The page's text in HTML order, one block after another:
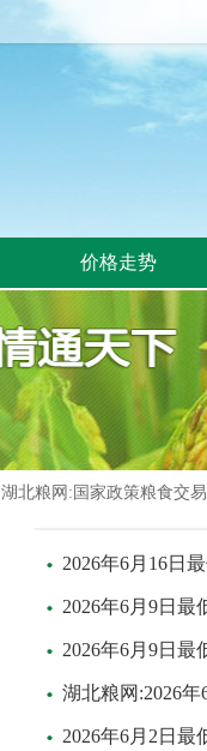
价格走势
湖北粮网:国家政策粮食交
2026年6月16日
2026年6月9日
2026年6月9日
湖北粮网:2026
2026年6月2日